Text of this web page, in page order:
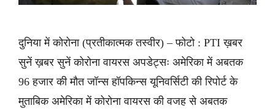
दुनिया में कोरोना (प्रतीकात्मक तस्वीर) – फोटो : PTI ख़बर
सुनें ख़बर सुनें कोरोना वायरस अपडेट्सः अमेरिका में अबतक
96 हजार की मौत जॉन्स हॉपकिन्स यूनिवर्सिटी की रिपोर्ट के
मुताबिक अमेरिका में कोरोना वायरस की वजह से अबतक